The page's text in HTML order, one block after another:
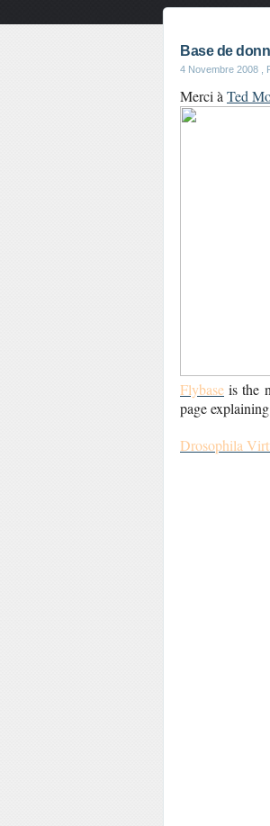
Base de
4 Novembre 2008 ,
Merci à Ted
Flybase is the
page explaining
Drosophila